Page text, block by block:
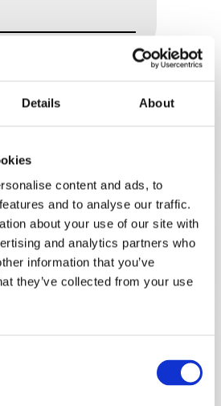
Details About
content and ads, to
and to analyse our traffic.
about your use of our site with
and analytics partners who
information that you’ve
they’ve collected from your use
UUR HALSTEREN